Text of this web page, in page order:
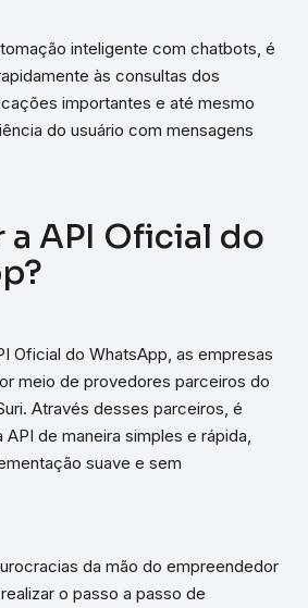
inteligente com chatbots, é
às consultas dos
importantes e até mesmo
do usuário com mensagens
API Oficial do
Oficial do WhatsApp, as empresas
meio de provedores parceiros do
Através desses parceiros, é
de maneira simples e rápida,
suave e sem
da mão do empreendedor
o passo a passo de